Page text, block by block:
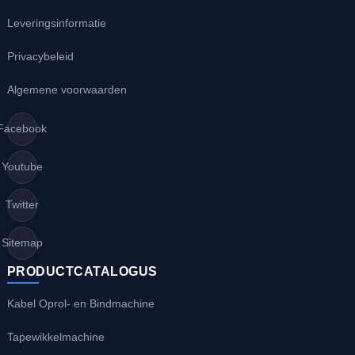
Leveringsinformatie
Privacybeleid
Algemene voorwaarden
Youtube
Twitter
Sitemap
PRODUCTCATALOGUS
Kabel Oprol- en Bindmachine
Tapewikkelmachine